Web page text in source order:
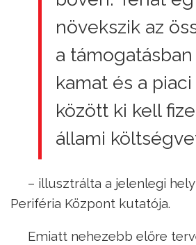
növekszik az
a
kamat és a
között ki kell
állami
– illusztrálta a jelenlegi
Periféria Központ kutatója.
Emiatt nehezebb előre